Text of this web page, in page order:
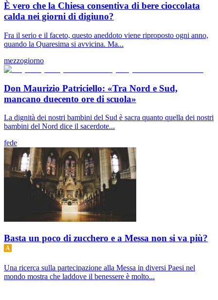
È vero che la Chiesa consentiva di bere cioccolata
calda nei giorni di digiuno?
Fra il serio e il faceto, questo aneddoto viene riproposto ogni anno,
quando la Quaresima si avvicina. Ma...
mezzogiorno
Don Maurizio Patriciello: «Tra Nord e Sud,
mancano duecento ore di scuola»
La dignità dei nostri bambini del Sud è sacra quanto quella dei nostri
bambini del Nord dice il sacerdote...
fede
Basta un poco di zucchero e a Messa non si va più?
Una ricerca sulla partecipazione alla Messa in diversi Paesi nel
mondo mostra che laddove il benessere è molto...